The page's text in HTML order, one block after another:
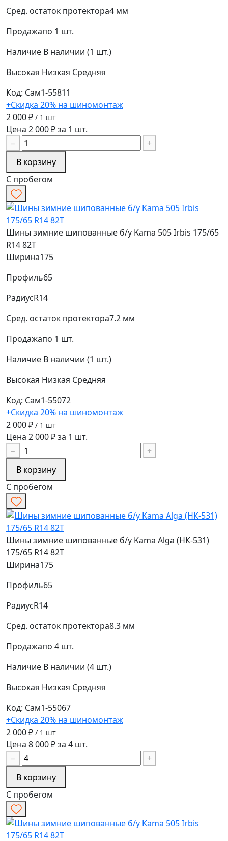
Сред. остаток протектора4 мм
Продажапо 1 шт.
Наличие В наличии (1 шт.)
Высокая Низкая Средняя
Код: Сам1-55811
+Скидка 20% на шиномонтаж
2 000 ₽ / 1 шт
Цена 2 000 ₽ за 1 шт.
−
+
В корзину
С пробегом
Шины зимние шипованные б/у Kama 505 Irbis 175/65
R14 82T
Ширина175
Профиль65
РадиусR14
Сред. остаток протектора7.2 мм
Продажапо 1 шт.
Наличие В наличии (1 шт.)
Высокая Низкая Средняя
Код: Сам1-55072
+Скидка 20% на шиномонтаж
2 000 ₽ / 1 шт
Цена 2 000 ₽ за 1 шт.
−
+
В корзину
С пробегом
Шины зимние шипованные б/у Kama Alga (НК-531)
175/65 R14 82T
Ширина175
Профиль65
РадиусR14
Сред. остаток протектора8.3 мм
Продажапо 4 шт.
Наличие В наличии (4 шт.)
Высокая Низкая Средняя
Код: Сам1-55067
+Скидка 20% на шиномонтаж
2 000 ₽ / 1 шт
Цена 8 000 ₽ за 4 шт.
−
+
В корзину
С пробегом